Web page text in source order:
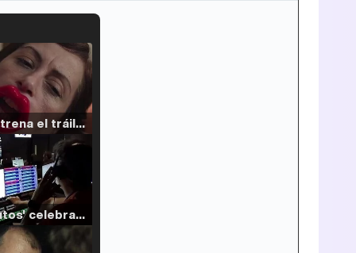
Filmin estrena el tráiler de 'Millennial Mal', su nueva comedia universitaria de la mano de Lorena Iglesias
'120 Minutos' celebra sus 2.000 programas en Telemadrid con un vídeo del día a día en la redacción